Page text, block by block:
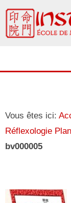
Vous êtes ici:
Réflexologie
bv000005